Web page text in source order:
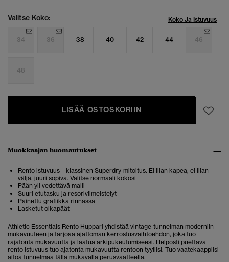
Valitse Koko: Koko Ja Istuvuus
34 36 38 40 42 44 46
48
LISÄÄ OSTOSKORIIN
Muokkaajan huomautukset
Rento istuvuus – klassinen Superdry-mitoitus. Ei liian kapea, ei liian
väljä, juuri sopiva. Valitse normaali kokosi
Pään yli vedettävä malli
Suuri etutasku ja resoriviimeistelyt
Painettu grafiikka rinnassa
Lasketut olkapäät
Athletic Essentials Rento Huppari yhdistää vintage-tunnelman moderniin
mukavuuteen ja tarjoaa ajattoman kerrostusvaihtoehdon, joka tuo
rajatonta mukavuutta ja laatua arkipukeutumiseesi. Helposti puettava
rento istuvuus tuo ajatonta mukavuutta rentoon tyyliisi. Tuo vaatekaappiisi
aitoa tunnelmaa tällä mukavalla perusvaatteella.